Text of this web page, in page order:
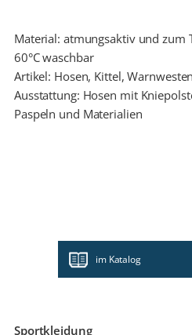
Material: atmungsaktiv und zum
60°C waschbar
Artikel: Hosen, Kittel,
Ausstattung: Hosen mit
Paspeln und Materialien
im Katalog
Sportkleidung